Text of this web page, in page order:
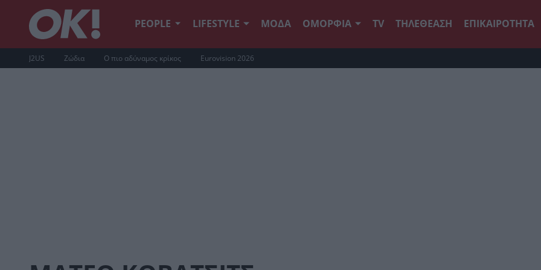
PEOPLE LIFESTYLE ΜΟΔΑ ΟΜΟΡΦΙΑ TV ΤΗΛΕΘΕΑΣΗ ΕΠΙΚΑΙΡΟΤΗΤΑ
J2US Ζώδια Ο πιο αδύναμος κρίκος Eurovision 2026